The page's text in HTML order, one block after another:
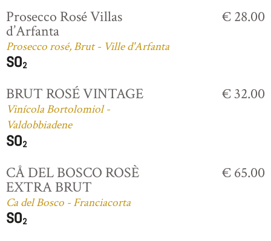
Prosecco Rosé Villas
d’Arfanta
Prosecco rosé, Brut - Ville d'Arfanta
€ 28.00
BRUT ROSÉ VINTAGE
Vinícola Bortolomiol -
Valdobbiadene
€ 32.00
CÅ DEL BOSCO ROSÈ
EXTRA BRUT
Ca del Bosco - Franciacorta
€ 65.00